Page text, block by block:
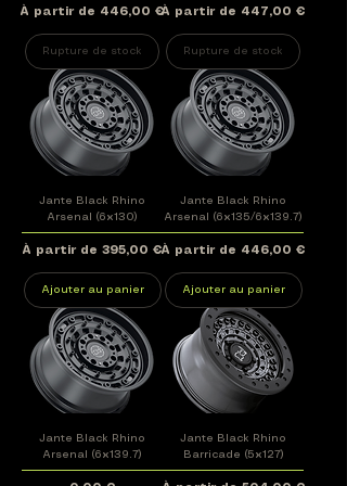
À partir de 446,00 €
Prix promotionnel
Rupture de stock
À partir de 447,00 €
Prix promotionnel
Rupture de stock
Jante Black Rhino
Arsenal (6x130)
À partir de 395,00 €
Prix promotionnel
Ajouter au panier
Jante Black Rhino
Arsenal (6x135/6x139.7)
À partir de 446,00 €
Prix promotionnel
Ajouter au panier
Jante Black Rhino
Arsenal (6x139.7)
Jante Black Rhino
Barricade (5x127)